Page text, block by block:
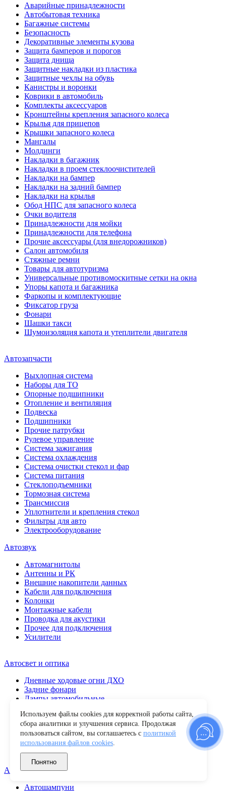
Аварийные принадлежности
Автобытовая техника
Багажные системы
Безопасность
Декоративные элементы кузова
Защита бамперов и порогов
Защита днища
Защитные накладки из пластика
Защитные чехлы на обувь
Канистры и воронки
Коврики в автомобиль
Комплекты аксессуаров
Кронштейны крепления запасного колеса
Крылья для прицепов
Крышки запасного колеса
Мангалы
Молдинги
Накладки в багажник
Накладки в проем стеклоочистителей
Накладки на бампер
Накладки на задний бампер
Накладки на крылья
Обод НПС для запасного колеса
Очки водителя
Принадлежности для мойки
Принадлежности для телефона
Прочие аксессуары (для внедорожников)
Салон автомобиля
Стяжные ремни
Товары для автотуризма
Универсальные противомоскитные сетки на окна
Упоры капота и багажника
Фаркопы и комплектующие
Фиксатор груза
Фонари
Шашки такси
Шумоизоляция капота и утеплители двигателя
Автозапчасти
Выхлопная система
Наборы для ТО
Опорные подшипники
Отопление и вентиляция
Подвеска
Подшипники
Прочие патрубки
Рулевое управление
Система зажигания
Система охлаждения
Система очистки стекол и фар
Система питания
Стеклоподъемники
Тормозная система
Трансмиссия
Уплотнители и крепления стекол
Фильтры для авто
Электрооборудование
Автозвук
Автомагнитолы
Антенны и РК
Внешние накопители данных
Кабели для подключения
Колонки
Монтажные кабели
Проводка для акустики
Прочее для подключения
Усилители
Автосвет и оптика
Дневные ходовые огни ДХО
Задние фонари
Лампы автомобильные
Повторители поворота
Противотуманные фары
Прочие
Светодиодные балки
Фары рабочего света
Автохимия и уход
Автошампуни
Используем файлы cookies для корректной работы сайта,
сбора аналитики и улучшения сервиса. Продолжая
пользоваться сайтом, вы соглашаетесь с политикой
использования файлов cookies.
Понятно